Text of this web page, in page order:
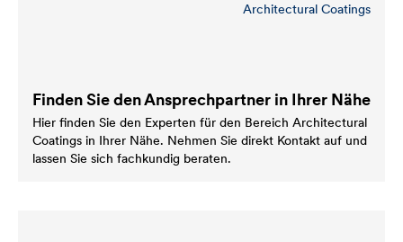
Architectural Coatings
Finden Sie den Ansprechpartner in Ihrer Nähe
Hier finden Sie den Experten für den Bereich Architectural
Coatings in Ihrer Nähe. Nehmen Sie direkt Kontakt auf und
lassen Sie sich fachkundig beraten.